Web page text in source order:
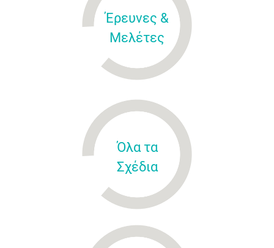
Έρευνες &
Μελέτες
Όλα τα
Σχέδια